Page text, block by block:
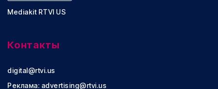
Mediakit RTVI US
Контакты
digital@rtvi.us
Реклама: advertising@rtvi.us